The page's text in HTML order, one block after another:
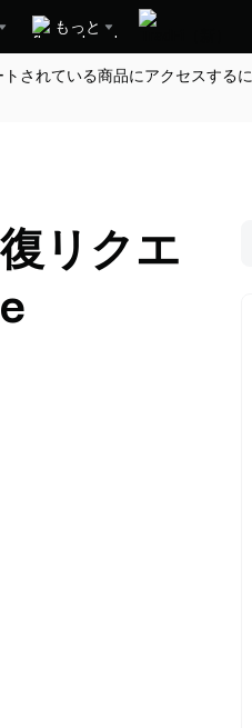
もっと
されている商品にアクセスする
リクエ